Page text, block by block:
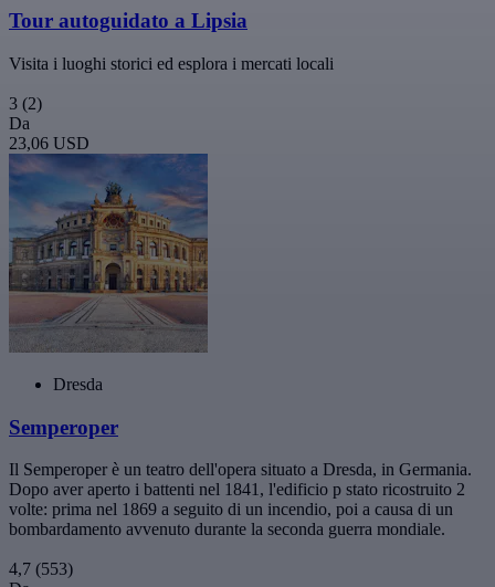
Tour autoguidato a Lipsia
Visita i luoghi storici ed esplora i mercati locali
3 (2)
Da
23,06 USD
Dresda
Semperoper
Il Semperoper è un teatro dell'opera situato a Dresda, in Germania.
Dopo aver aperto i battenti nel 1841, l'edificio p stato ricostruito 2
volte: prima nel 1869 a seguito di un incendio, poi a causa di un
bombardamento avvenuto durante la seconda guerra mondiale.
4,7 (553)